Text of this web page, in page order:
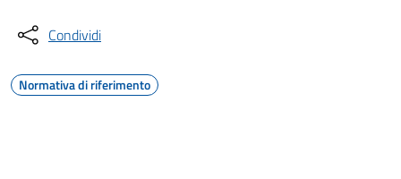
Condividi
Normativa di riferimento